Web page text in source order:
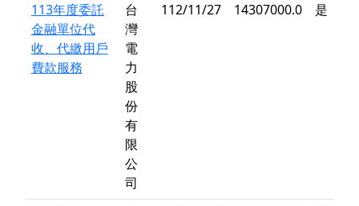
113年度委託
金融單位代
收、代繳用戶
費款服務
台
灣
電
力
股
份
有
限
公
司
112/11/27 14307000.0 是